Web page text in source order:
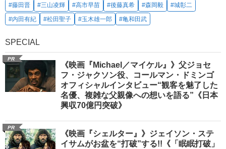
#藤田晋 #三山凌輝 #高市早苗 #後藤真希 #森岡毅
#城彰二
#内田有紀
#松田聖子 #玉木雄一郎 #亀和田武
SPECIAL
PR
《映画『Michael／マイケル』》父ジョセ
フ・ジャクソン役、コールマン・ドミンゴ
オフィシャルインタビュー“観客を魅了した
名優、複雑な父親像への想いを語る”《日本
興収70億円突破》
PR
《映画『シェルター』》ジェイソン・ステ
イサムがお盆を“打破”する!!《「眠眠打破」